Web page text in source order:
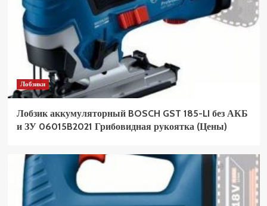
Лобзики
Лобзик аккумуляторный BOSCH GST 185-LI без АКБ
и ЗУ 06015B2021 Грибовидная рукоятка (Цены)